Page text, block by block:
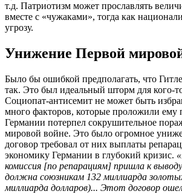
т.д. Патриотизм может прославлять
вместе с «чужаками», тогда как
угрозу.
Унижение Первой
Было бы ошибкой предполагать, что
так. Это был идеальный шторм для кого-
Социопат-антисемит не может быть
много факторов, которые проложили ему
Германии потерпел сокрушительное
мировой войне. Это было огромное
договор требовал от них выплаты
экономику Германии в глубокий кризис.
комиссия [по репарациям] пришла к
должна союзникам 132 миллиарда
миллиарда долларов)... Этот договор